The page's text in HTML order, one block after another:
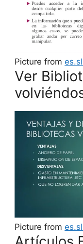
Picture from
Ver
Picture from